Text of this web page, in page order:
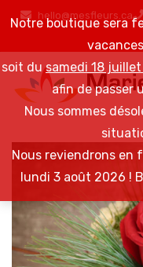
Notre boutique sera
soit dusamedi 18
afin de passer
Nous sommes
Nous reviendrons en
lundi 3 août 2026 !
hello@mesfleurs.ca